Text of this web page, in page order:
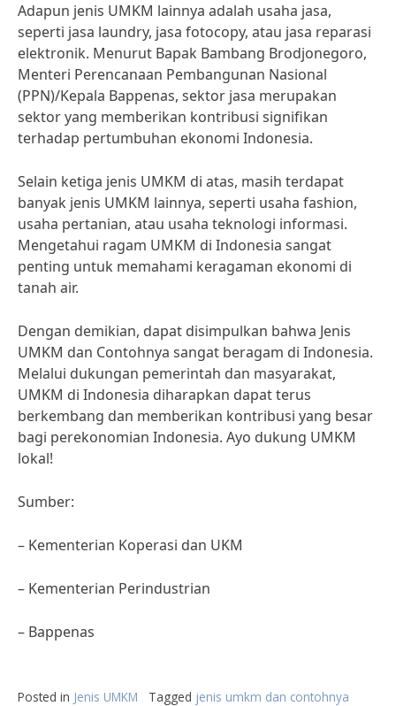
Adapun jenis UMKM lainnya adalah usaha jasa,
seperti jasa laundry, jasa fotocopy, atau jasa reparasi
elektronik. Menurut Bapak Bambang Brodjonegoro,
Menteri Perencanaan Pembangunan Nasional
(PPN)/Kepala Bappenas, sektor jasa merupakan
sektor yang memberikan kontribusi signifikan
terhadap pertumbuhan ekonomi Indonesia.
Selain ketiga jenis UMKM di atas, masih terdapat
banyak jenis UMKM lainnya, seperti usaha fashion,
usaha pertanian, atau usaha teknologi informasi.
Mengetahui ragam UMKM di Indonesia sangat
penting untuk memahami keragaman ekonomi di
tanah air.
Dengan demikian, dapat disimpulkan bahwa Jenis
UMKM dan Contohnya sangat beragam di Indonesia.
Melalui dukungan pemerintah dan masyarakat,
UMKM di Indonesia diharapkan dapat terus
berkembang dan memberikan kontribusi yang besar
bagi perekonomian Indonesia. Ayo dukung UMKM
lokal!
Sumber:
– Kementerian Koperasi dan UKM
– Kementerian Perindustrian
– Bappenas
Posted in Jenis UMKM Tagged jenis umkm dan contohnya